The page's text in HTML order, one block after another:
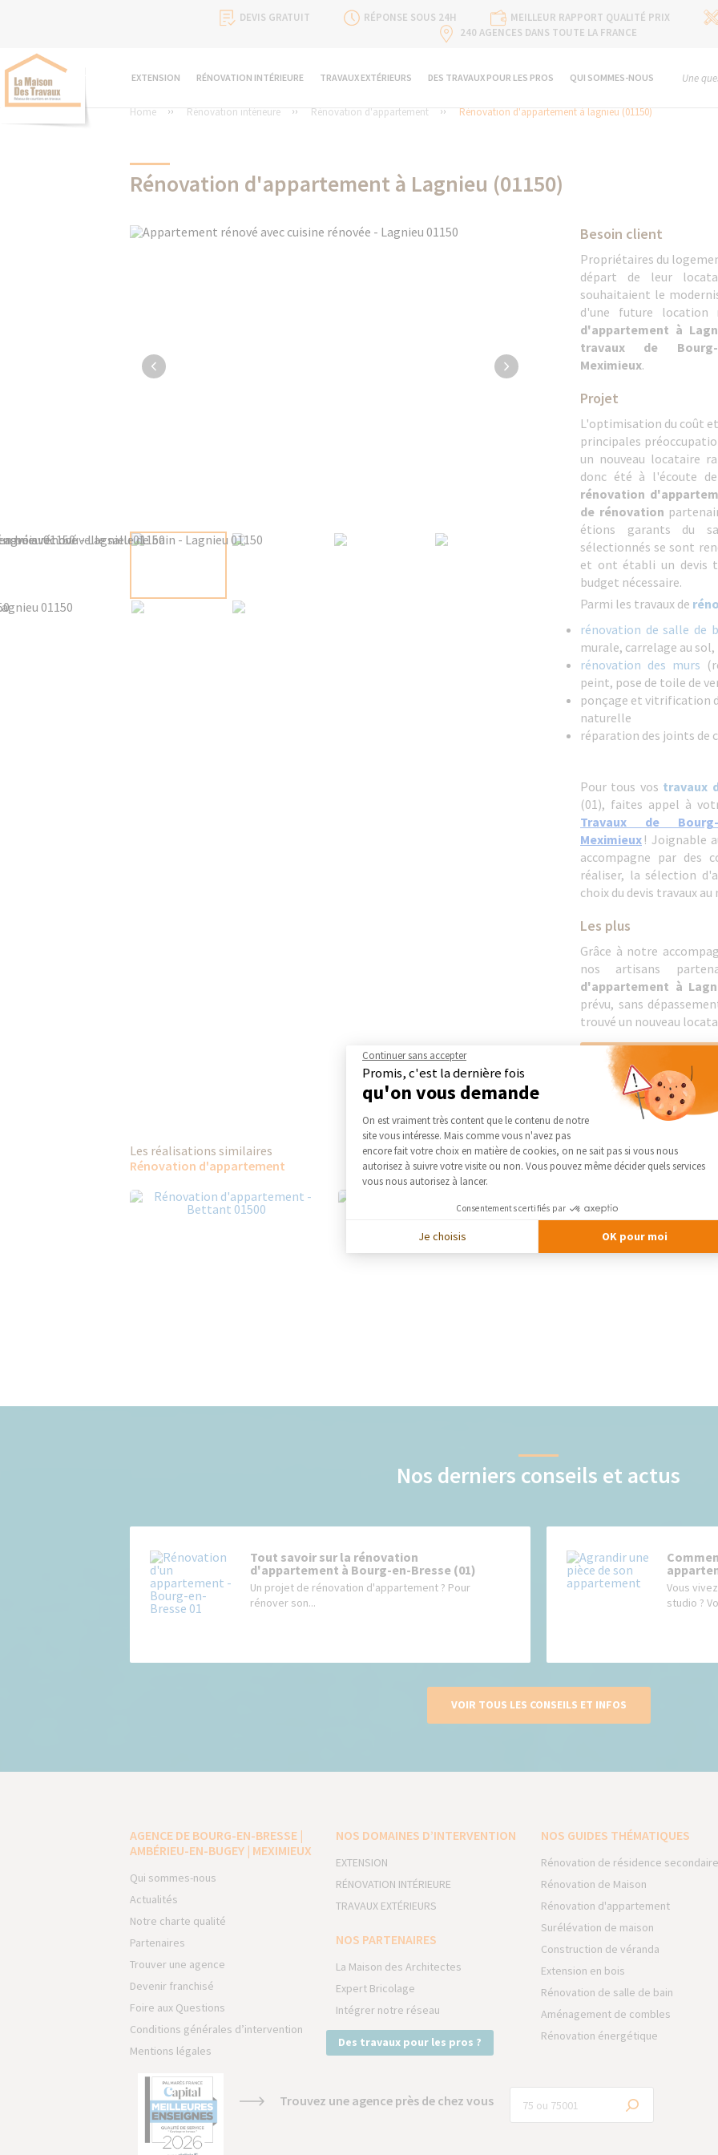
DEVIS GRATUIT RÉPONSE SOUS 24H MEILLEUR RAPPORT QUALITÉ PRIX
240 AGENCES DANS TOUTE LA FRANCE
EXTENSION RÉNOVATION INTÉRIEURE TRAVAUX EXTÉRIEURS DES TRAVAUX POUR LES PROS QUI SOMMES-NOUS Une
Home Rénovation intérieure Rénovation d'appartement Rénovation d'appartement à lagnieu (01150)
Rénovation d'appartement à Lagnieu (01150)
Besoin client
Propriétaires du
départ de leur
souhaitaient le
d'une future location
d'appartement à
travaux de Bourg-
Meximieux.
Projet
L'optimisation du coût
principales
un nouveau locataire
donc été à l'écoute
rénovation
de rénovation
étions garants du
sélectionnés se sont
et ont établi un devis
budget nécessaire.
Parmi les travaux de
rénovation de salle de
murale, carrelage au
rénovation des murs
peint, pose de toile de
ponçage et vitrification
naturelle
réparation des joints de
Pour tous vos travaux
(01), faites appel à
Travaux de Bourg-
Meximieux ! Joignable
accompagne par des
réaliser, la sélection
choix du devis travaux
Les plus
Grâce à notre
nos artisans
d'appartement à
prévu, sans
trouvé un nouveau
Les réalisations similaires
Rénovation d'appartement
Nos derniers conseils et actus
Tout savoir sur la rénovation
d'appartement à Bourg-en-Bresse (01)
Un projet de rénovation d'appartement ? Pour
rénover son...
​​​​​Vous
studio ?
VOIR TOUS LES CONSEILS ET INFOS
AGENCE DE BOURG-EN-BRESSE |
AMBÉRIEU-EN-BUGEY | MEXIMIEUX
Qui sommes-nous
Actualités
Notre charte qualité
Partenaires
Trouver une agence
Devenir franchisé
Foire aux Questions
Conditions générales d’intervention
Mentions légales
NOS DOMAINES D’INTERVENTION
EXTENSION
RÉNOVATION INTÉRIEURE
TRAVAUX EXTÉRIEURS
NOS PARTENAIRES
La Maison des Architectes
Expert Bricolage
Intégrer notre réseau
Des travaux pour les pros ?
NOS GUIDES THÉMATIQUES
Rénovation de résidence secondaire
Rénovation de Maison
Rénovation d'appartement
Surélévation de maison
Construction de véranda
Extension en bois
Rénovation de salle de bain
Aménagement de combles
Rénovation énergétique
Trouvez une agence près de chez vous
Continuer sans accepter
Promis, c'est la dernière fois
qu'on vous demande
Plateforme de Gestion du Consentement :
On est vraiment très content que le contenu de notre
site vous intéresse. Mais comme vous n'avez pas
encore fait votre choix en matière de cookies, on ne sait pas si vous nous
autorisez à suivre votre visite ou non. Vous pouvez même décider quels services
vous nous autorisez à lancer.
Consentements certifiés par
Je choisis OK pour moi
Axeptio consent